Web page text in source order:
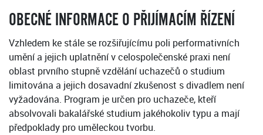
OBECNÉ INFORMACE O PŘIJÍMACÍM ŘÍZENÍ
Vzhledem ke stále se rozšiřujícímu poli performativních
umění a jejich uplatnění v celospolečenské praxi není
oblast prvního stupně vzdělání uchazečů o studium
limitována a jejich dosavadní zkušenost s divadlem není
vyžadována. Program je určen pro uchazeče, kteří
absolvovali bakalářské studium jakéhokoliv typu a mají
předpoklady pro uměleckou tvorbu.